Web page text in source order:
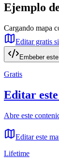
Ejemplo
Cargando mapa
Editar gratis
Embeber
Gratis
Editar
Abre este
Editar este
Lifetime